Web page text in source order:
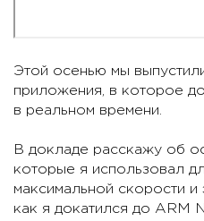
Этой осенью мы
приложения, в которое
в реальном времени.
В докладе расскажу об
которые я использовал
максимальной скорости и
как я докатился до ARM